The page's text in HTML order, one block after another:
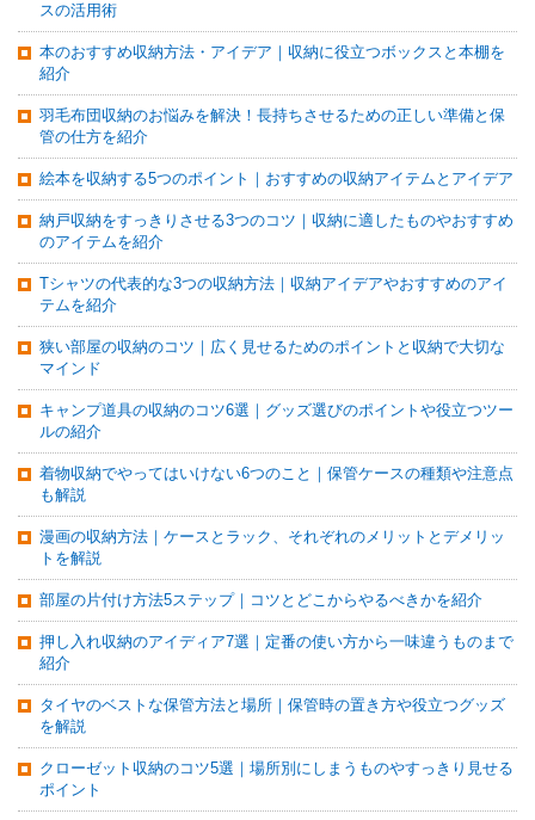
スの活用術
本のおすすめ収納方法・アイデア｜収納に役立つボックスと本棚を
紹介
羽毛布団収納のお悩みを解決！長持ちさせるための正しい準備と保
管の仕方を紹介
絵本を収納する5つのポイント｜おすすめの収納アイテムとアイデア
納戸収納をすっきりさせる3つのコツ｜収納に適したものやおすすめ
のアイテムを紹介
Tシャツの代表的な3つの収納方法｜収納アイデアやおすすめのアイ
テムを紹介
狭い部屋の収納のコツ｜広く見せるためのポイントと収納で大切な
マインド
キャンプ道具の収納のコツ6選｜グッズ選びのポイントや役立つツー
ルの紹介
着物収納でやってはいけない6つのこと｜保管ケースの種類や注意点
も解説
漫画の収納方法｜ケースとラック、それぞれのメリットとデメリッ
トを解説
部屋の片付け方法5ステップ｜コツとどこからやるべきかを紹介
押し入れ収納のアイディア7選｜定番の使い方から一味違うものまで
紹介
タイヤのベストな保管方法と場所｜保管時の置き方や役立つグッズ
を解説
クローゼット収納のコツ5選｜場所別にしまうものやすっきり見せる
ポイント